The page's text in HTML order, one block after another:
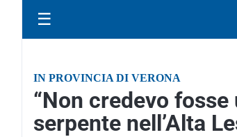
☰
IN PROVINCIA DI VERONA
“Non credevo fosse
serpente nell’Alta